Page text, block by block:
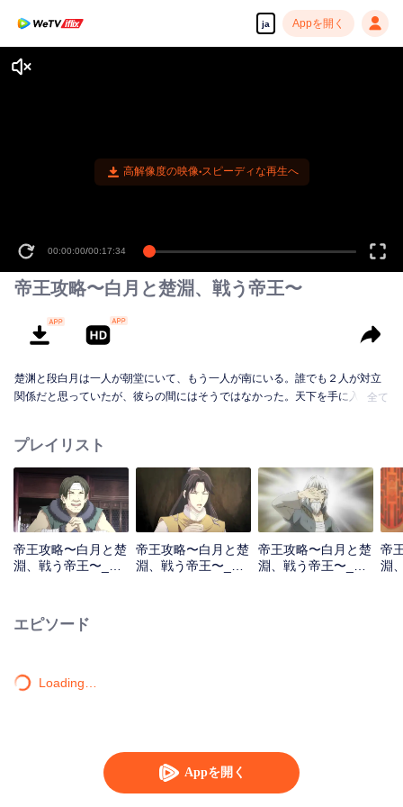
ja Appを開く
Appを開く
高解像度の映像•スピーディな再生へ
00:00:00/00:17:34
帝王攻略〜白月と楚淵、戦う帝王〜
楚渊と段白月は一人が朝堂にいて、もう一人が南にいる。誰でも２人が対立
関係だと思っていたが、彼らの間にはそうではなかった。天下を手に入れる
全て
プレイリスト
帝王攻略〜白月と楚
淵、戦う帝王〜_第1
帝王攻略〜白月と楚
淵、戦う帝王〜_第2
帝王攻略〜白月と楚
淵、戦う帝王〜_第3
帝
淵
エピソード
Loading…